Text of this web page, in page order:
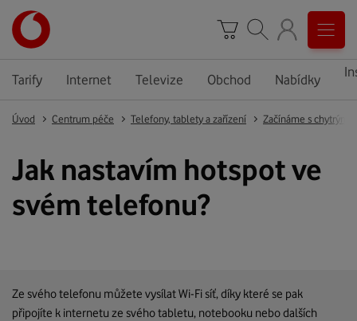
Tarify Internet Televize Obchod Nabídky
Úvod Centrum péče Telefony, tablety a zařízení Začínáme s chytrým
Jak nastavím hotspot ve
svém telefonu?
Ze svého telefonu můžete vysílat Wi-Fi síť, díky které se pak
připojíte k internetu ze svého tabletu, notebooku nebo dalších